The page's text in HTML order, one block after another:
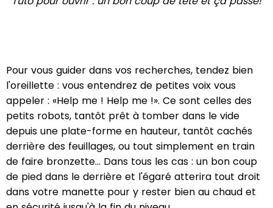
Pour vous guider dans vos recherches, tendez bien
l'oreillette : vous entendrez de petites voix vous
appeler : «Help me ! Help me !». Ce sont celles des
petits robots, tantôt prêt à tomber dans le vide
depuis une plate-forme en hauteur, tantôt cachés
derrière des feuillages, ou tout simplement en train
de faire bronzette... Dans tous les cas : un bon coup
de pied dans le derrière et l'égaré atterira tout droit
dans votre manette pour y rester bien au chaud et